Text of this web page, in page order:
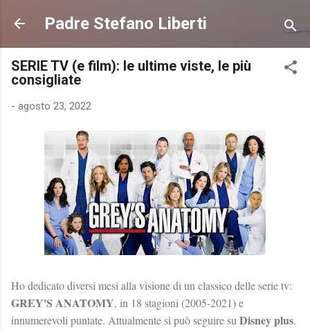
Passa ai contenuti principali
Padre Stefano Liberti
SERIE TV (e film): le ultime viste, le più
consigliate
- agosto 23, 2022
Ho dedicato diversi mesi alla visione di un classico delle serie tv:
GREY'S ANATOMY, in 18 stagioni (2005-2021) e
innumerevoli puntate. Attualmente si può seguire su Disney plus.